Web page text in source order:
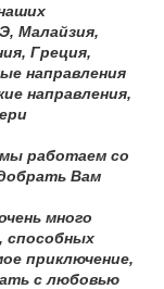
Малайзия,
Греция,
направления
направления,
работаем со
Вам
много
способных
приключение,
с любовью